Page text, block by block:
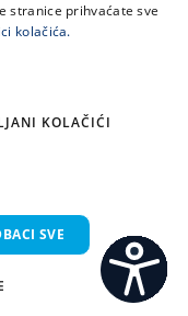
stranice prihvaćate sve
kolačića.
KOLAČIĆI
SVE